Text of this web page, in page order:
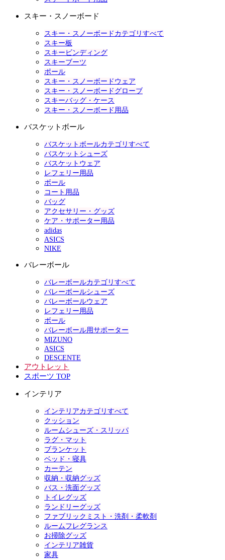
スキー・スノーボード
スキー・スノーボードカテゴリすべて
スキー板
スキービンディング
スキーブーツ
ポール
スキー・スノーボードウェア
スキー・スノーボードグローブ
スキーバッグ・ケース
スキー・スノーボード用品
バスケットボール
バスケットボールカテゴリすべて
バスケットシューズ
バスケットウェア
レフェリー用品
ボール
コート用品
バッグ
アクセサリー・グッズ
ケア・サポーター用品
adidas
ASICS
NIKE
バレーボール
バレーボールカテゴリすべて
バレーボールシューズ
バレーボールウェア
レフェリー用品
ボール
バレーボール用サポーター
MIZUNO
ASICS
DESCENTE
アウトレット
スポーツ TOP
インテリア
インテリアカテゴリすべて
クッション
ルームシューズ・スリッパ
ラグ・マット
ブランケット
ベッド・寝具
カーテン
収納・収納グッズ
バス・洗面グッズ
トイレグッズ
ランドリーグッズ
ファブリックミスト・洗剤・柔軟剤
ルームフレグランス
お掃除グッズ
インテリア雑貨
家具